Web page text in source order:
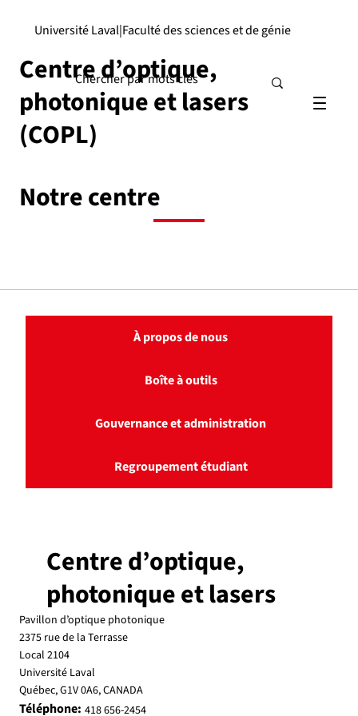
Centre d’optique,
photonique et lasers
(COPL)
|
Université Laval Faculté des sciences et de génie
Notre centre
À propos de nous
Boîte à outils
Gouvernance et administration
Regroupement étudiant
Centre d’optique,
photonique et lasers
Pavillon d’optique photonique
2375 rue de la Terrasse
Local 2104
Université Laval
Québec, G1V 0A6, CANADA
Téléphone: 418 656-2454